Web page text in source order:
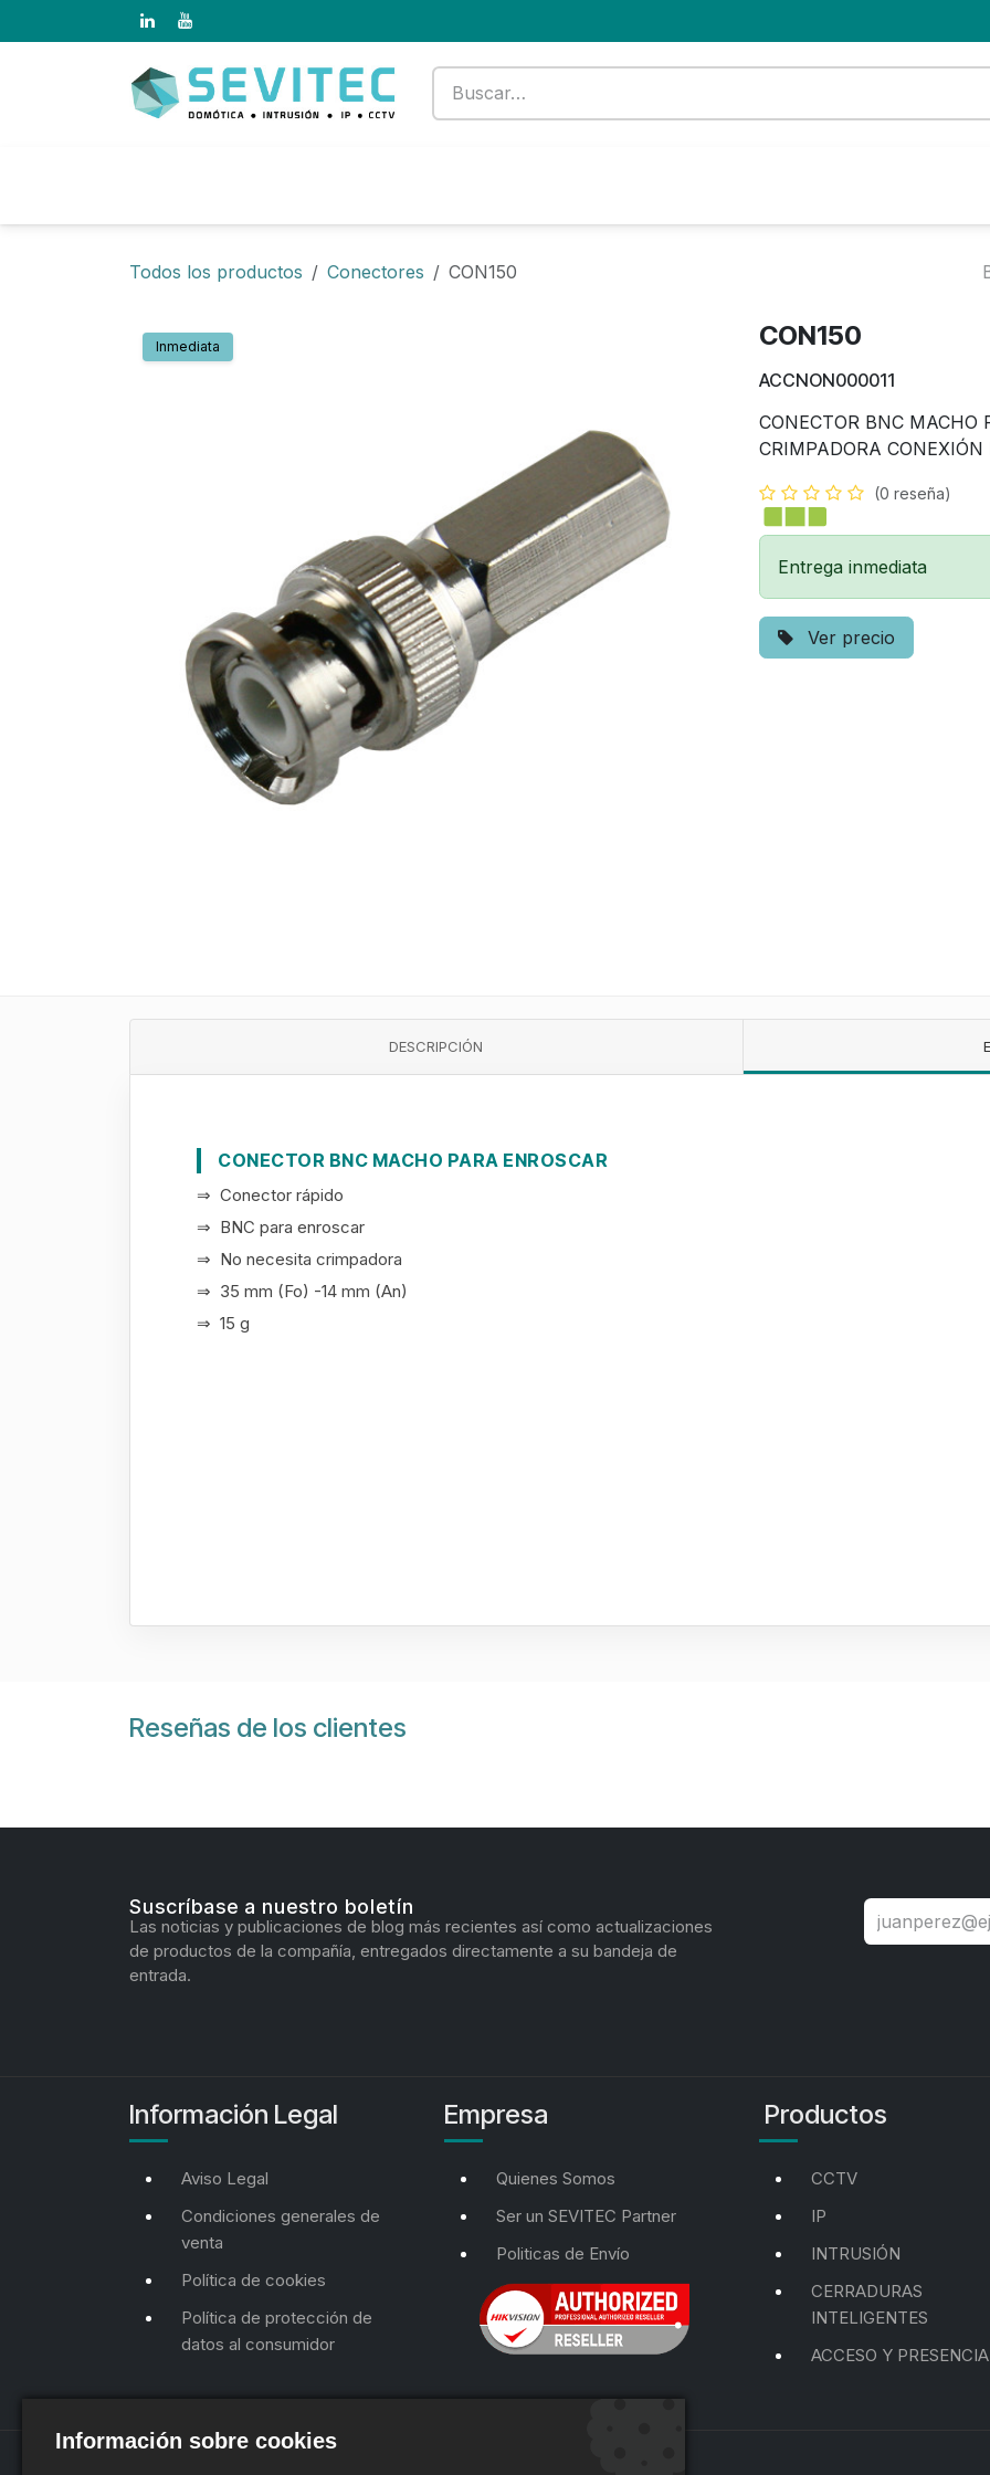
Todos los productos Conectores CON150
Inmediata CON150
ACCNON000011
CONECTOR BNC MACHO
CRIMPADORA
(0 reseña)
Entrega inmediata
Ver precio
DESCRIPCIÓN
CONECTOR BNC MACHO PARA ENROSCAR
⇒ Conector rápido
⇒ BNC para enroscar
⇒ No necesita crimpadora
⇒ 35 mm (Fo) -14 mm (An)
⇒ 15 g
Reseñas de los clientes
Suscríbase a nuestro boletín
Las noticias y publicaciones de blog más recientes así como actualizaciones
de productos de la compañía, entregados directamente a su bandeja de
entrada.
Información Legal
Aviso Legal
Condiciones generales de
venta
Política de cookies
Política de protección de
datos al consumidor
Empresa
Quienes Somos
Ser un SEVITEC Partner
Politicas de Envío
Productos
CCTV
IP
INTRUSIÓN
CERRADURAS
INTELIGENTES
ACCESO Y PRESENCIA
Información sobre cookies